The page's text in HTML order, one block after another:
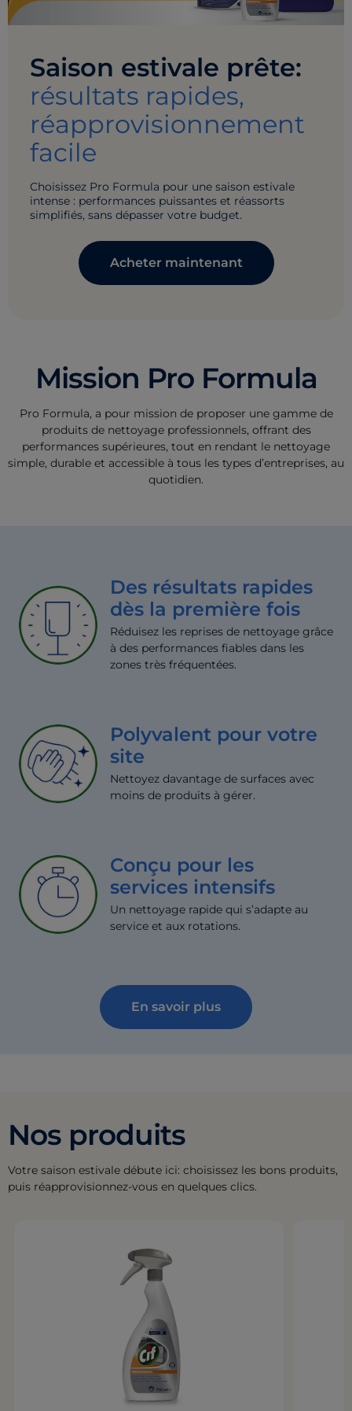
Saison estivale prête:
résultats rapides,
réapprovisionnement
facile
Choisissez Pro Formula pour une saison estivale
intense : performances puissantes et réassorts
simplifiés, sans dépasser votre budget.
Acheter maintenant
Mission Pro Formula
Pro Formula, a pour mission de proposer une gamme de
produits de nettoyage professionnels, offrant des
performances supérieures, tout en rendant le nettoyage
simple, durable et accessible à tous les types d’entreprises, au
quotidien.
Des résultats rapides
dès la première fois
Réduisez les reprises de nettoyage grâce
à des performances fiables dans les
zones très fréquentées.
Polyvalent pour votre
site
Nettoyez davantage de surfaces avec
moins de produits à gérer.
Conçu pour les
services intensifs
Un nettoyage rapide qui s’adapte au
service et aux rotations.
En savoir plus
Nos produits
Votre saison estivale débute ici: choisissez les bons produits,
puis réapprovisionnez-vous en quelques clics.